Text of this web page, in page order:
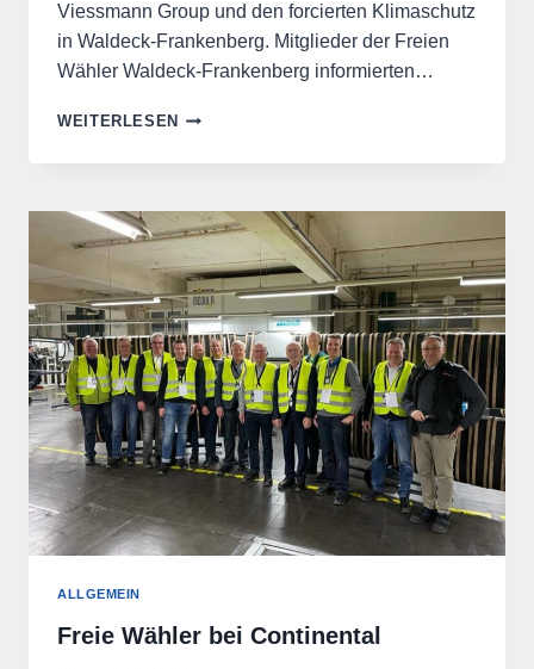
Viessmann Group und den forcierten Klimaschutz
in Waldeck-Frankenberg. Mitglieder der Freien
Wähler Waldeck-Frankenberg informierten…
WEITERLESEN FREIE
BESUCHEN
ALLGEMEIN
Freie Wähler bei Continental